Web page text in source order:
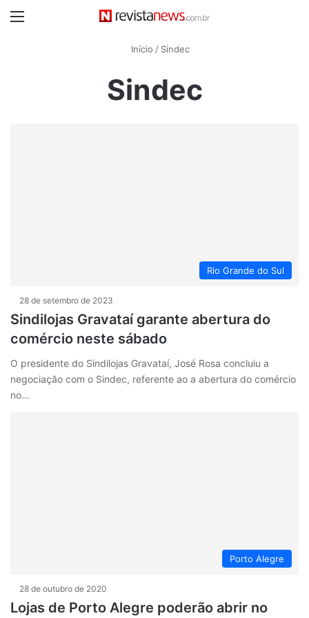
Início / Sindec
Sindec
Rio Grande do Sul
28 de setembro de 2023
Sindilojas Gravataí garante abertura do
comércio neste sábado
O presidente do Sindilojas Gravataí, José Rosa concluiu a
negociação com o Sindec, referente ao a abertura do comércio
no…
Porto Alegre
28 de outubro de 2020
Lojas de Porto Alegre poderão abrir no